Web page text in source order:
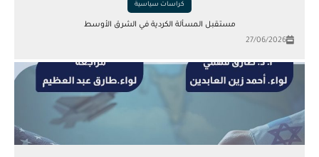
كراسات سياسية
مستقبل المسألة الكردية في الشرق الأوسط
27/06/2026